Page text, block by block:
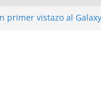
primer vistazo al